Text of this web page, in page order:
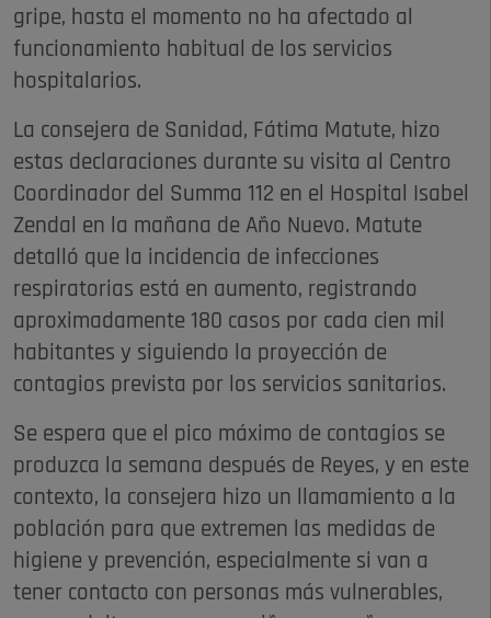
gripe, hasta el momento no ha afectado al
funcionamiento habitual de los servicios
hospitalarios.
La consejera de Sanidad, Fátima Matute, hizo
estas declaraciones durante su visita al Centro
Coordinador del Summa 112 en el Hospital Isabel
Zendal en la mañana de Año Nuevo. Matute
detalló que la incidencia de infecciones
respiratorias está en aumento, registrando
aproximadamente 180 casos por cada cien mil
habitantes y siguiendo la proyección de
contagios prevista por los servicios sanitarios.
Se espera que el pico máximo de contagios se
produzca la semana después de Reyes, y en este
contexto, la consejera hizo un llamamiento a la
población para que extremen las medidas de
higiene y prevención, especialmente si van a
tener contacto con personas más vulnerables,